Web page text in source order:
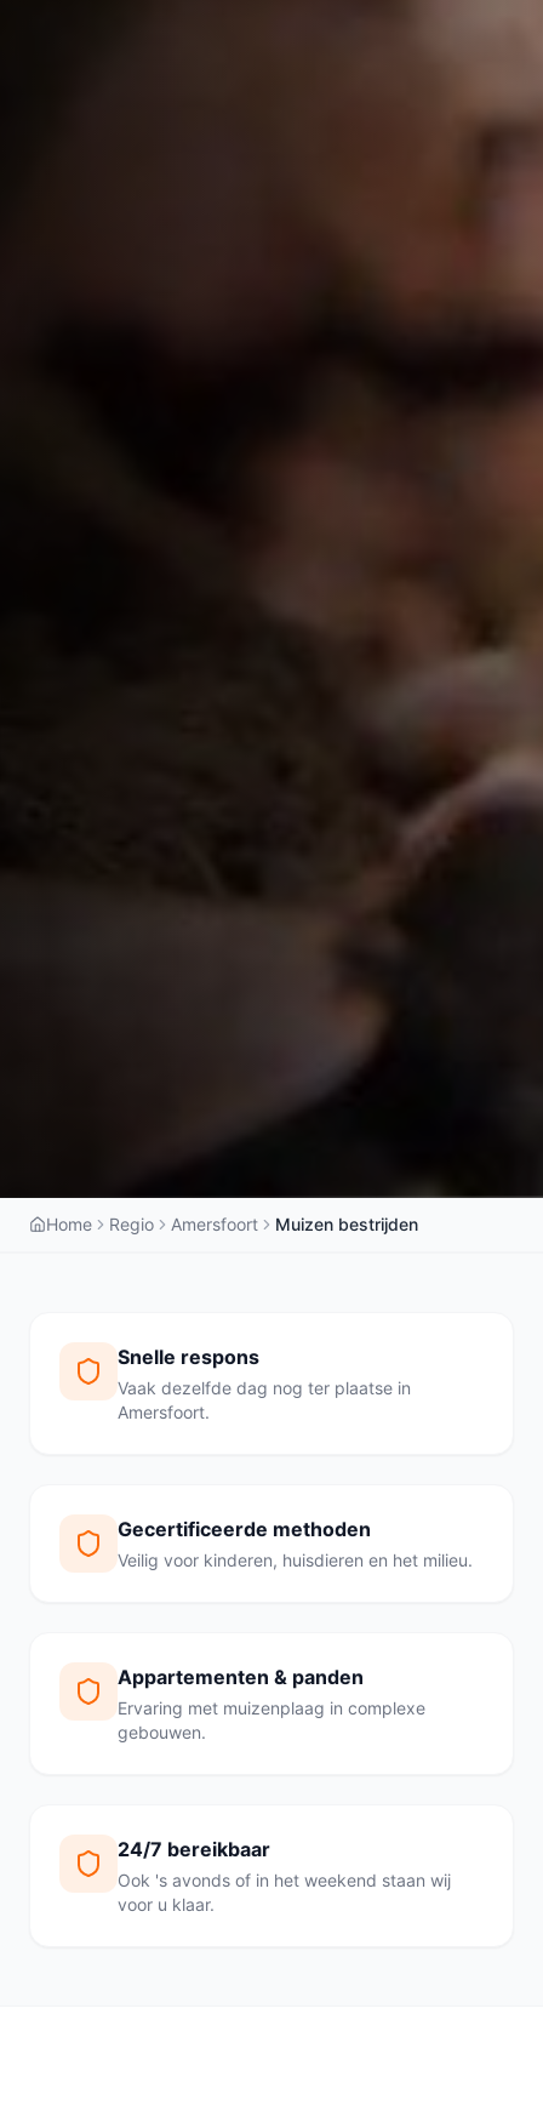
Home Regio Amersfoort Muizen bestrijden
Snelle respons
Vaak dezelfde dag nog ter plaatse in
Amersfoort.
Gecertificeerde methoden
Veilig voor kinderen, huisdieren en het milieu.
Appartementen & panden
Ervaring met muizenplaag in complexe
gebouwen.
24/7 bereikbaar
Ook 's avonds of in het weekend staan wij
voor u klaar.